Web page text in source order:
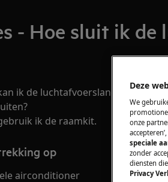
- Hoe sluit ik de
ik de luchtafvoerslang van mijn
ik de raamkit.
op
airconditioner
Deze
We
onze
speciale
zonder
diensten
Privacy